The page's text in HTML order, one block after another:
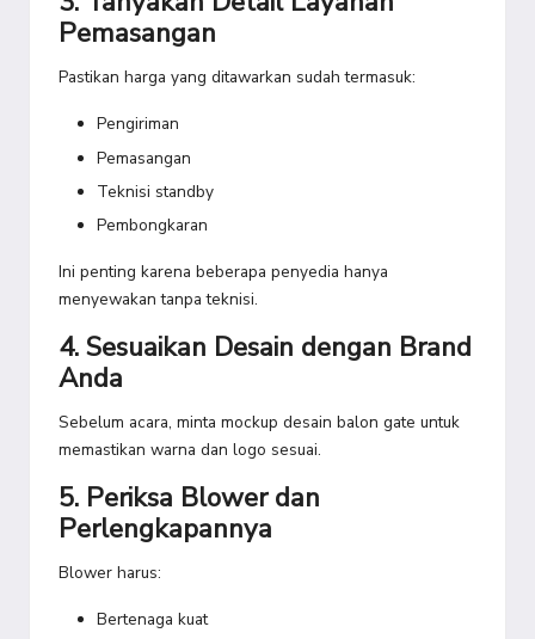
Pemasangan
Pastikan harga yang ditawarkan sudah termasuk:
Pengiriman
Pemasangan
Teknisi standby
Pembongkaran
Ini penting karena beberapa penyedia hanya
menyewakan tanpa teknisi.
4. Sesuaikan Desain dengan Brand
Anda
Sebelum acara, minta mockup desain balon gate untuk
memastikan warna dan logo sesuai.
5. Periksa Blower dan
Perlengkapannya
Blower harus:
Bertenaga kuat